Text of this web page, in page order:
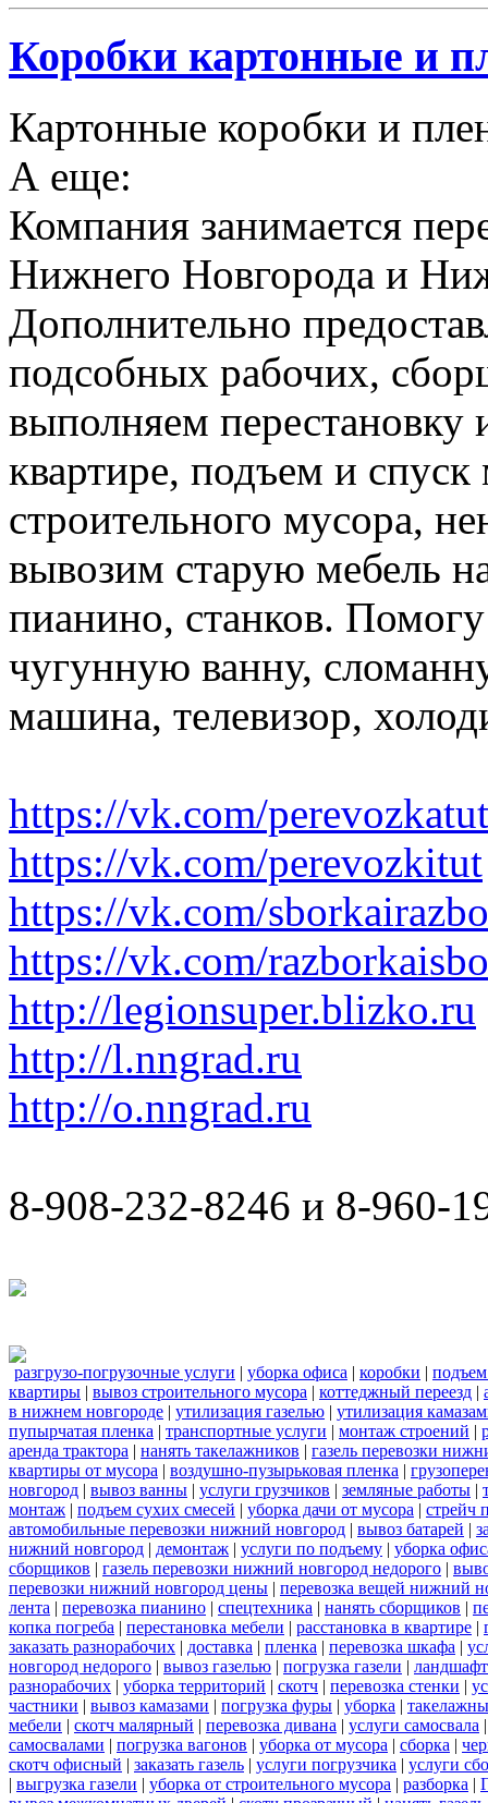
Коробки картонные и
Картонные коробки и
А еще:
Компания занимается
Нижнего Новгорода и
Дополнительно
подсобных рабочих,
выполняем перестановку
квартире, подъем и спуск
строительного мусора,
вывозим старую мебель
пианино, станков.
чугунную ванну,
машина, телевизор,
https://vk.com/perevozkatut
https://vk.com/perevozkitut
https://vk.com/
https://vk.com/
http://legionsuper.blizko.ru
http://l.nngrad.ru
http://o.nngrad.ru
8-908-232-8246 и 8-960-
разгрузо-погрузочные услуги | уборка офиса | коробки |
квартиры | вывоз строительного мусора | коттеджный переезд |
в нижнем новгороде | утилизация газелью | утилизация
пупырчатая пленка | транспортные услуги | монтаж строений |
аренда трактора | нанять такелажников | газель перевозки
квартиры от мусора | воздушно-пузырьковая пленка |
новгород | вывоз ванны | услуги грузчиков | земляные работы |
монтаж | подъем сухих смесей | уборка дачи от мусора | стрейч
автомобильные перевозки нижний новгород | вывоз батарей |
нижний новгород | демонтаж | услуги по подъему | уборка
сборщиков | газель перевозки нижний новгород недорого |
перевозки нижний новгород цены | перевозка вещей нижний
лента | перевозка пианино | спецтехника | нанять сборщиков |
копка погреба | перестановка мебели | расстановка в квартире |
заказать разнорабочих | доставка | пленка | перевозка шкафа |
новгород недорого | вывоз газелью | погрузка газели |
разнорабочих | уборка территорий | скотч | перевозка стенки |
частники | вывоз камазами | погрузка фуры | уборка |
мебели | скотч малярный | перевозка дивана | услуги самосвала
самосвалами | погрузка вагонов | уборка от мусора | сборка |
скотч офисный | заказать газель | услуги погрузчика | услуги
| выгрузка газели | уборка от строительного мусора | разборка |